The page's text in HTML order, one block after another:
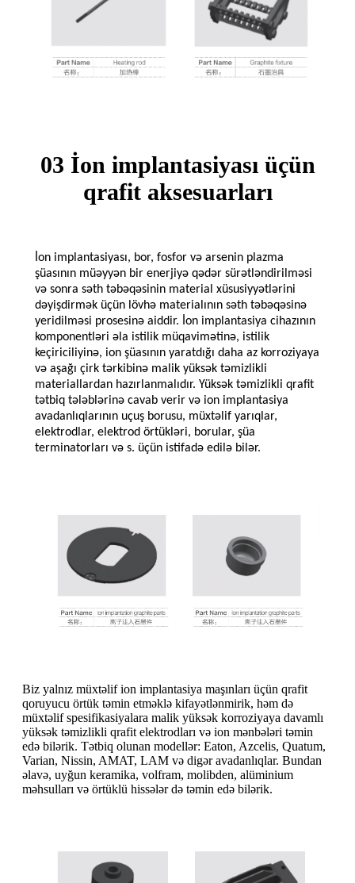
03 İon implantasiyası üçün
qrafit aksesuarları
İon implantasiyası, bor, fosfor və arsenin plazma
şüasının müəyyən bir enerjiyə qədər sürətləndirilməsi
və sonra səth təbəqəsinin material xüsusiyyətlərini
dəyişdirmək üçün lövhə materialının səth təbəqəsinə
yeridilməsi prosesinə aiddir. İon implantasiya cihazının
komponentləri əla istilik müqavimətinə, istilik
keçiriciliyinə, ion şüasının yaratdığı daha az korroziyaya
və aşağı çirk tərkibinə malik yüksək təmizlikli
materiallardan hazırlanmalıdır. Yüksək təmizlikli qrafit
tətbiq tələblərinə cavab verir və ion implantasiya
avadanlıqlarının uçuş borusu, müxtəlif yarıqlar,
elektrodlar, elektrod örtükləri, borular, şüa
terminatorları və s. üçün istifadə edilə bilər.
Biz yalnız müxtəlif ion implantasiya maşınları üçün qrafit
qoruyucu örtük təmin etməklə kifayətlənmirik, həm də
müxtəlif spesifikasiyalara malik yüksək korroziyaya davamlı
yüksək təmizlikli qrafit elektrodları və ion mənbələri təmin
edə bilərik. Tətbiq olunan modellər: Eaton, Azcelis, Quatum,
Varian, Nissin, AMAT, LAM və digər avadanlıqlar. Bundan
əlavə, uyğun keramika, volfram, molibden, alüminium
məhsulları və örtüklü hissələr də təmin edə bilərik.